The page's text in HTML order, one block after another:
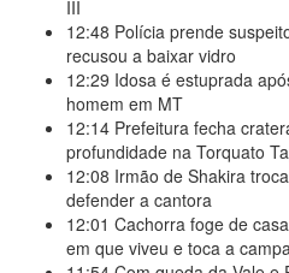
III
12:48 Polícia prende
recusou a baixar vidro
12:29 Idosa é estuprada
homem em MT
12:14 Prefeitura fecha
profundidade na Torquato
12:08 Irmão de Shakira
defender a cantora
12:01 Cachorra foge de
em que viveu e toca a